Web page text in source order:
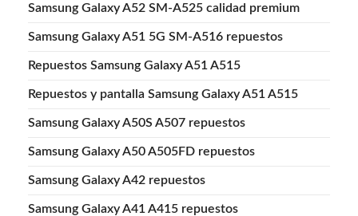
Samsung Galaxy A52 SM-A525 calidad premium
Samsung Galaxy A51 5G SM-A516 repuestos
Repuestos Samsung Galaxy A51 A515
Repuestos y pantalla Samsung Galaxy A51 A515
Samsung Galaxy A50S A507 repuestos
Samsung Galaxy A50 A505FD repuestos
Samsung Galaxy A42 repuestos
Samsung Galaxy A41 A415 repuestos